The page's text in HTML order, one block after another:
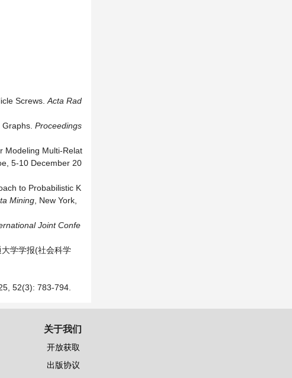
Screws. Acta Rad
Proceedings
Modeling Multi-Relat
5-10 December 20
to Probabilistic K
Mining , New York,
Joint Confe
学学报(社会科学
52(3): 783-794.
关于我们
开放获取
出版协议